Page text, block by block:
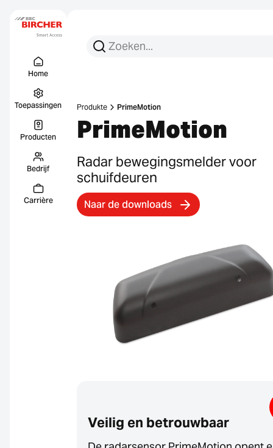
Home
Toepassingen
Producten
Bedrijf
Carrière
Zoeken:
Zoek op
Produkte PrimeMotion
PrimeMotion
Radar bewegingsmelder voor
schuifdeuren
Naar de downloads
Veilig en betrouwbaar